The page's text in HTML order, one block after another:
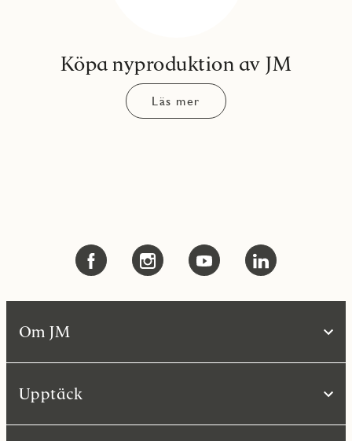
Köpa nyproduktion av JM
Läs mer
Om JM
Upptäck